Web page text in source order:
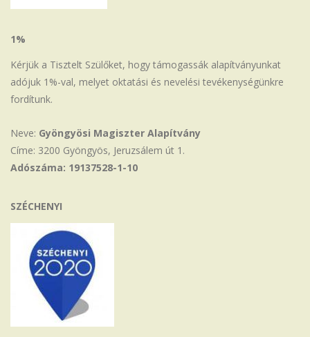
1%
Kérjük a Tisztelt Szülőket, hogy támogassák alapítványunkat
adójuk 1%-val, melyet oktatási és nevelési tevékenységünkre
fordítunk.
Neve: Gyöngyösi Magiszter Alapítvány
Címe: 3200 Gyöngyös, Jeruzsálem út 1.
Adószáma: 19137528-1-10
SZÉCHENYI